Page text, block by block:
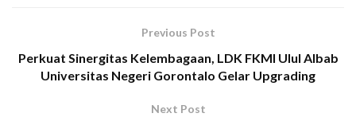
Previous Post
Perkuat Sinergitas Kelembagaan, LDK FKMI Ulul Albab
Universitas Negeri Gorontalo Gelar Upgrading
Next Post